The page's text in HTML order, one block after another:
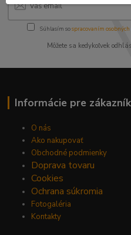
Súhlasím sospracovaním
Môžete sa kedykoľvek
Informácie pre
O nás
Ako nakupovať
Obchodné podmienky
Doprava tovaru
Cookies
Ochrana súkromia
Fotogaléria
Kontakty